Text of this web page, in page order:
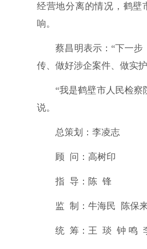
经营地分离的情况，鹤壁
响。
蔡昌明表示：“下一步，
传、做好涉企案件、做实
“我是鹤壁市人民检察院
说。
总策划：李凌志
顾 问：高树印
指 导：陈 锋
监 制：牛海民 陈保来
统 筹：王 琰 钟 鸣